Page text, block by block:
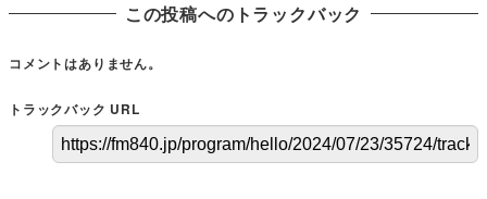
この投稿へのトラックバック
コメントはありません。
トラックバック URL